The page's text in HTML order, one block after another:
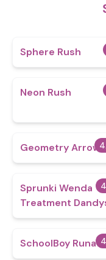
Sphere Rush
Neon Rush
Geometry Arrow
Sprunki Wenda
Treatment
World Style
SchoolBoy